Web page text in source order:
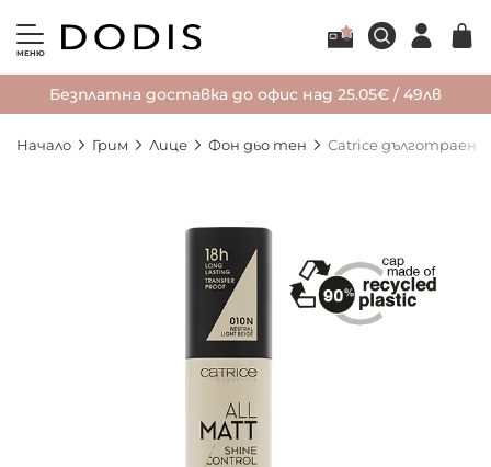
МЕНЮ
Безплатна доставка до офис над 25.05€ / 49лв
Начало Грим Лице Фон дьо тен Catrice дълготраен